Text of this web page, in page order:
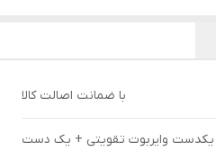
با ضمانت اصالت کالا
یکدست وایربوت تقویتی + یک دست